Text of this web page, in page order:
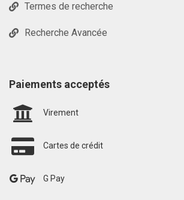
Termes de recherche
Recherche Avancée
Paiements acceptés
Virement
Cartes de crédit
G Pay